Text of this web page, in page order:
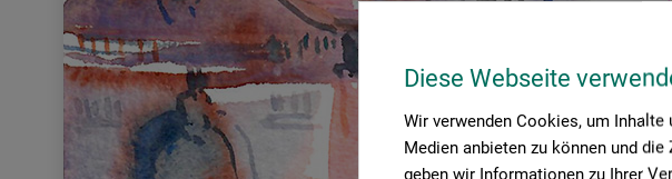
Diese Webseite
Wir verwenden Cookies, um
Medien anbieten zu können und
geben wir Informationen zu Ihrer